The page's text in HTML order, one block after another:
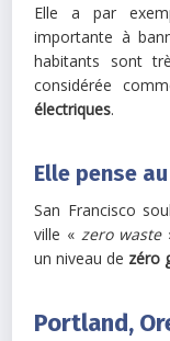
Elle a par
importante à
habitants sont
considérée
électriques.
Elle pense
San Francisco
ville « zero waste
un niveau de zéro
Portland,